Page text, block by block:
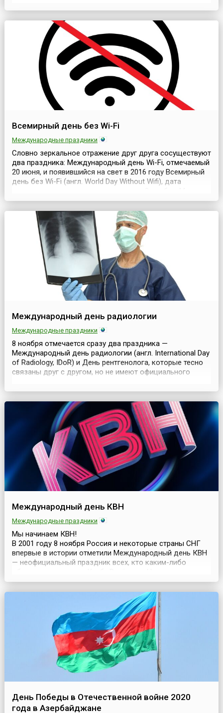
никаких официальных статусов, однако, благодаря
интернету и музыкальным сообществам, становится всё
более известным. Это говорит о стремлении
активистов...
Всемирный день без Wi-Fi
Международные праздники
Словно зеркальное отражение друг друга сосуществуют
два праздника: Международный день Wi-Fi, отмечаемый
20 июня, и появившийся на свет в 2016 году Всемирный
день без Wi-Fi (англ. World Day Without Wifi), дата
технологии, прочно вошедшие в повседневную жизнь
людей, вызывают немало опасений, связанных с
влиянием прогрессивных тенденций на здоро...
Международный день радиологии
Международные праздники
8 ноября отмечается сразу два праздника —
Международный день радиологии (англ. International Day
of Radiology, IDoR) и День рентгенолога, которые тесно
связаны друг с другом, но не имеют официального
исследовательскими обществами.Оба праздника
связаны с важной датой и событием в истории физики и
медицины. Дело в том, что 8 ноября 1895 года ...
Международный день КВН
Международные праздники
Мы начинаем КВН!
В 2001 году 8 ноября Россия и некоторые страны СНГ
впервые в истории отметили Международный день КВН
— неофициальный праздник всех, кто каким-либо
(КВН). И с тех пор отмечают его ежегодно.Идея
праздника была предложена президентом
международного клуба КВН Александром Масляковым,
а дата празднования выбрана в честь годовщи...
День Победы в Отечественной войне 2020
года в Азербайджане